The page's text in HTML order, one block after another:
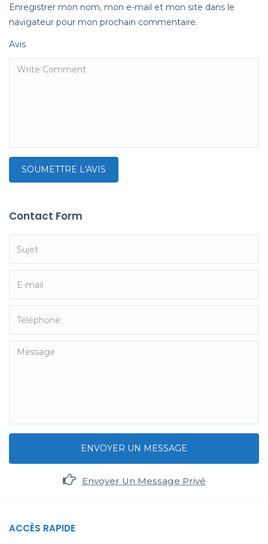
Enregistrer mon nom, mon e-mail et mon site dans le
navigateur pour mon prochain commentaire.
Avis
Contact Form
ENVOYER UN MESSAGE
Envoyer Un Message Privé
ACCÈS RAPIDE